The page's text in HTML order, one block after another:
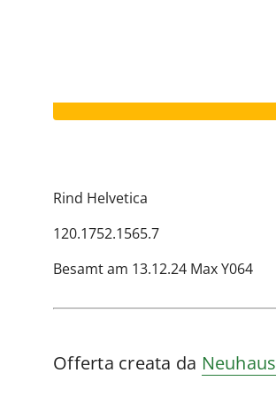
Rind Helvetica
120.1752.1565.7
Besamt am 13.12.24 Max Y064
Offerta creata da Neuhaus